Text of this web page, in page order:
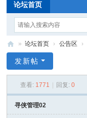
论坛首页
侠
» 论坛首页 › 公告区 ›
发新帖
查看: 1771 回复: 0
寻侠管理02